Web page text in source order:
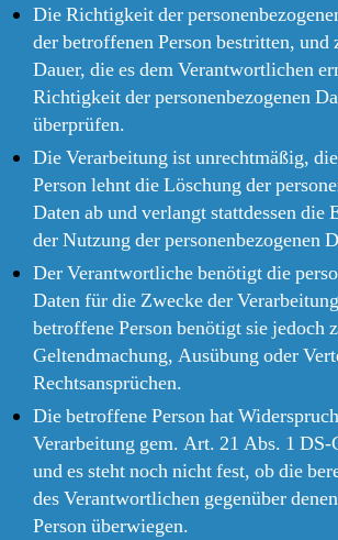
Die Richtigkeit der
der betroffenen Person bestritten, und
Dauer, die es dem Verantwortlichen
Richtigkeit der personenbezogenen
überprüfen.
Die Verarbeitung ist unrechtmäßig,
Person lehnt die Löschung der
Daten ab und verlangt stattdessen die
der Nutzung der personenbezogenen
Der Verantwortliche benötigt die
Daten für die Zwecke der
betroffene Person benötigt sie jedoch
Geltendmachung, Ausübung oder
Rechtsansprüchen.
Die betroffene Person hat
Verarbeitung gem. Art. 21 Abs. 1
und es steht noch nicht fest, ob die
des Verantwortlichen gegenüber
Person überwiegen.